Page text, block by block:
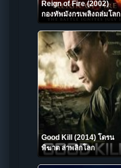
Reign of Fire (2002)
กองทัพมังกรเพลิงถล่มโลก
Good Kill (2014) โดรน
พิฆาต ล่าพลิกโลก